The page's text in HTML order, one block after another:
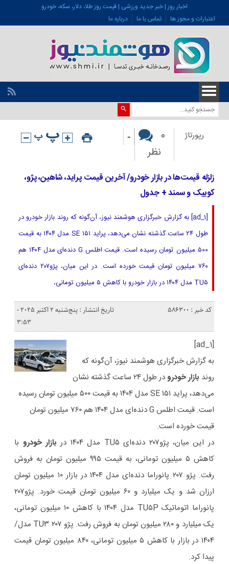
اخبار روز | خبر جدید ورزشی | قیمت روز طلا، دلار، سکه، خودرو
اعتبارات و مجوز ها
تماس با ما درباره ما
رپورتاژ
0
نظر
-
زلزله قیمت‌ها در بازار خودرو/ آخرین قیمت پراید، شاهین، پژو،
کوییک و سمند + جدول
[ad_1] به گزارش خبرگزاری هوشمند نیوز، آن‌گونه که روند بازار خودرو در
طول ۲۴ ساعت گذشته نشان می‌دهد، پراید ۱۵۱ SE مدل ۱۴۰۴ به قیمت
۵۰۰ میلیون تومان رسیده است. قیمت اطلس G دنده‌ای مدل ۱۴۰۴ هم
۷۶۰ میلیون تومان قیمت خورده است. در این میان، پژو۲۰۷ دنده‌ای
TU۵ مدل ۱۴۰۴ در بازار خودرو با کاهش ۵ میلیون تومانی،
کد خبر : 586300
تاریخ انتشار : پنج‌شنبه 2 اکتبر 2025 -
3:53
[ad_1]
به گزارش خبرگزاری هوشمند نیوز، آن‌گونه که
روند بازار خودرو
در طول ۲۴ ساعت گذشته نشان
می‌دهد، پراید ۱۵۱ SE مدل ۱۴۰۴ به قیمت ۵۰۰ میلیون تومان رسیده
است. قیمت اطلس G دنده‌ای مدل ۱۴۰۴ هم ۷۶۰ میلیون تومان
قیمت خورده است.
در این میان، پژو۲۰۷ دنده‌ای TU۵ مدل ۱۴۰۴ در
بازار خودرو با
کاهش ۵ میلیون تومانی، به قیمت ۹۹۵ میلیون تومان به فروش
رفت. پژو ۲۰۷ پانوراما دنده‌ای مدل ۱۴۰۴ در بازار ۱۰ میلیون تومان
ارزان شد و یک میلیارد و ۶۰ میلیون تومان قیمت خورد. پژو۲۰۷
پانوراما اتوماتیک TU۵P مدل ۱۴۰۴ با کاهش ۱۰ میلیون تومانی،
یک میلیارد و ۲۸۰ میلیون تومان به فروش رفت. پژو ۲۰۷ TU۳ مدل/
۱۴۰۴ در بازار با کاهش ۵ میلیون تومانی، ۸۴۰ میلیون تومان قیمت
پیدا کرد.